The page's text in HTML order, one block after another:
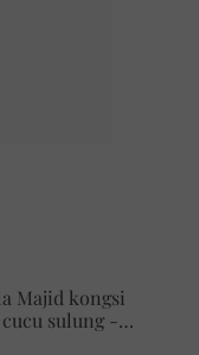
Majid kongsi
sulung -